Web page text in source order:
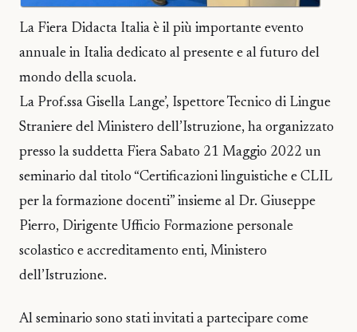
La Fiera Didacta Italia è il più importante evento
annuale in Italia dedicato al presente e al futuro del
mondo della scuola.
La Prof.ssa Gisella Lange’, Ispettore Tecnico di Lingue
Straniere del Ministero dell’Istruzione, ha organizzato
presso la suddetta Fiera Sabato 21 Maggio 2022 un
seminario dal titolo “Certificazioni linguistiche e CLIL
per la formazione docenti” insieme al Dr. Giuseppe
Pierro, Dirigente Ufficio Formazione personale
scolastico e accreditamento enti, Ministero
dell’Istruzione.
Al seminario sono stati invitati a partecipare come